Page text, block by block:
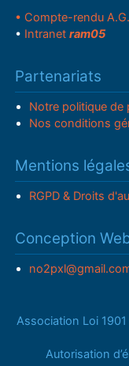
• Compte-rendu
• Intranetram05
Partenariats
Notre politique de
Nos conditions
Mentions
RGPD & Droits
Conception
Association Loi 1901
Autorisation